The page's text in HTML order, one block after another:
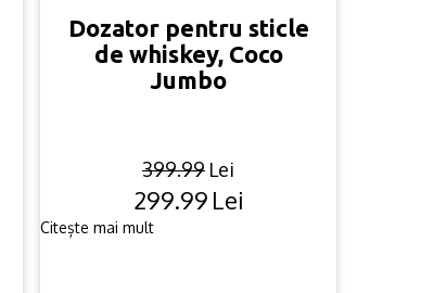
Dozator pentru sticle
de whiskey, Coco
Jumbo
399.99 Lei
Original
299.99 Lei
Current
Citește mai mult